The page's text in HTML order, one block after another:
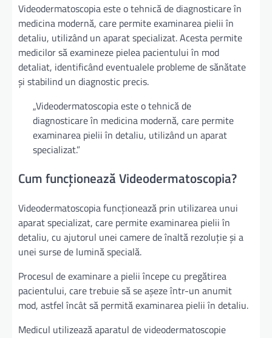
Videodermatoscopia este o tehnică de diagnosticare în
medicina modernă, care permite examinarea pielii în
detaliu, utilizând un aparat specializat. Acesta permite
medicilor să examineze pielea pacientului în mod
detaliat, identificând eventualele probleme de sănătate
și stabilind un diagnostic precis.
„Videodermatoscopia este o tehnică de
diagnosticare în medicina modernă, care permite
examinarea pielii în detaliu, utilizând un aparat
specializat.”
Cum funcționează Videodermatoscopia?
Videodermatoscopia funcționează prin utilizarea unui
aparat specializat, care permite examinarea pielii în
detaliu, cu ajutorul unei camere de înaltă rezoluție și a
unei surse de lumină specială.
Procesul de examinare a pielii începe cu pregătirea
pacientului, care trebuie să se așeze într-un anumit
mod, astfel încât să permită examinarea pielii în detaliu.
Medicul utilizează aparatul de videodermatoscopie